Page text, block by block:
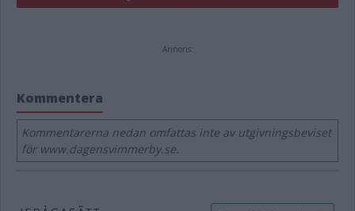
Annons:
Kommentera
Kommentarerna nedan omfattas inte av utgivningsbeviset
för www.dagensvimmerby.se.